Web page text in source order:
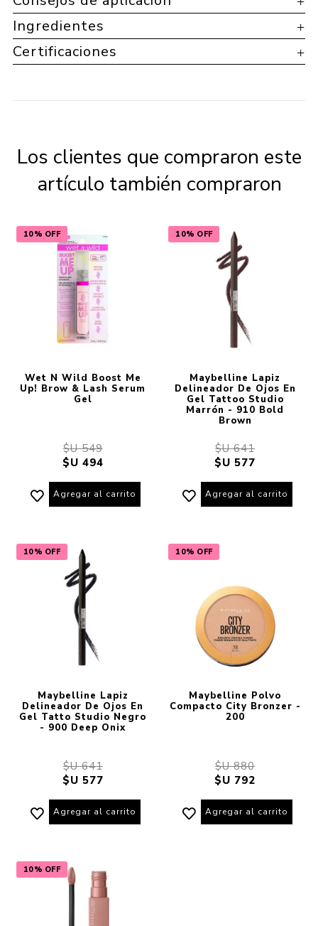
Ingredientes
Certificaciones
Los clientes que compraron este
artículo también compraron
10% OFF
Wet N Wild Boost Me
Up! Brow & Lash Serum
Gel
$U 549
$U 494
Agregar al carrito
10% OFF
Maybelline Lapiz
Delineador De Ojos En
Gel Tattoo Studio
Marrón - 910 Bold
Brown
$U 641
$U 577
Agregar al carrito
10% OFF
Maybelline Lapiz
Delineador De Ojos En
Gel Tatto Studio Negro
- 900 Deep Onix
$U 641
$U 577
Agregar al carrito
10% OFF
Maybelline Polvo
Compacto City Bronzer -
200
$U 880
$U 792
Agregar al carrito
10% OFF